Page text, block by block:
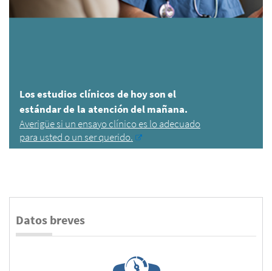
Los estudios clínicos de hoy son el
estándar de la atención del mañana.
Averigüe si un ensayo clínico es lo adecuado
para usted o un ser querido.
Datos breves